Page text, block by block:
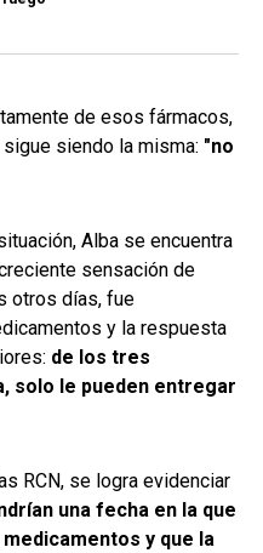
de esos fármacos,
siendo la misma: "no
Alba se encuentra
sensación de
otros días, fue
y la respuesta
de los tres
solo le pueden entregar
RCN, se logra evidenciar
una fecha en la que
y que la